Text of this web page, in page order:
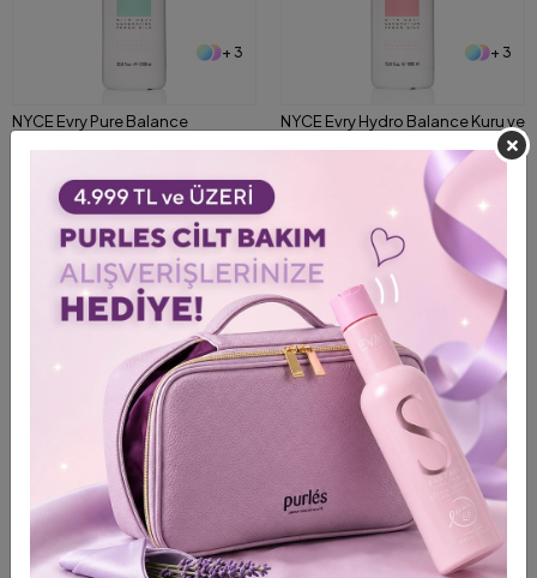
+ 3
NYCE Evry Pure Balance
ColoristPRO Giriş
Shipping To
+ 3
NYCE Evry Hydro Balance Kuru ve
Nemlendirici Şampuan 1000 ml
6.940,00 TL
Shipping To
BIG SALE
+ 8
Design Look RepairCare Kuru ve
Yıpranmış Saçlar İçin Onarıcı Saç
Kremi 1000 ml
1.763,00 TL2.203,00 TL
%29
+ 5
TiareColor Nutri Care Kuru Saçlar
İçin Şampuan 1000 ML
1.896,00 TL
2.665,00 TL